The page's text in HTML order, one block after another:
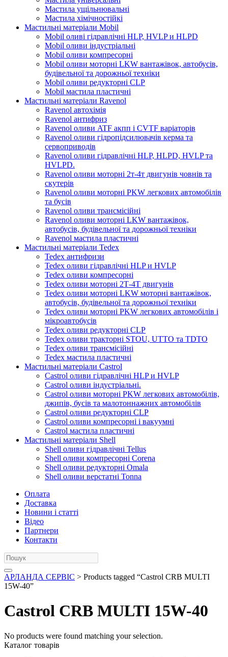
Мастила ущільнювальні
Мастила хімічностійкі
Мастильні матеріали Mobil
Mobil оливі гідравлічні HLP, HVLP и HLPD
Mobil оливи індустріальні
Mobil оливи компресорні
Mobil оливи моторні LKW вантажівок, автобусів,
будівельної та дорожньої техніки
Mobil оливи редукторні CLP
Mobil мастила пластичні
Мастильні матеріали Ravenol
Ravenol автохімія
Ravenol антифриз
Ravenol оливи ATF акпп і CVTF варіаторів
Ravenol оливи гідропідсилювачів керма та
сервоприводів
Ravenol оливи гідравлічні HLP, HLPD, HVLP та
HVLPD.
Ravenol оливи моторні 2т-4т двигунів човнів та
скутерів
Ravenol оливи моторні PKW легкових автомобілів
та бусів
Ravenol оливи трансмісійні
Ravenol оливи моторні LKW вантажівок,
автобусів, будівельної та дорожньої техніки
Ravenol мастила пластичні
Мастильні матеріали Tedex
Tedex антифризи
Tedex оливи гідравлічні HLP и HVLP
Tedex оливи компресорні
Tedex оливи моторні 2Т-4Т двигунів
Tedex оливи моторні LKW моторні вантажівок,
автобусів, будівельної та дорожньої техніки
Tedex оливи моторні PKW легкових автомобілів і
мікроавтобусів
Tedex оливи редукторні CLP
Tedex оливи тракторні STOU, UTTO та TDTO
Tedex оливи трансмісійні
Tedex мастила пластичні
Мастильні матеріали Castrol
Castrol оливи гідравлічні HLP и HVLP
Castrol оливи індустріальні.
Castrol оливи моторні PKW легкових автомобілів,
джипів, бусів та малотоннажних автомобілів
Castrol оливи редукторні CLP
Castrol оливи компресорні і вакуумні
Castrol мастила пластичні
Мастильні матеріали Shell
Shell оливи гідравлічні Tellus
Shell оливи компресорні Corena
Shell оливи редукторні Omala
Shell оливи верстатні Tonna
Оплата
Доставка
Новини і статті
Відео
Партнери
Контакти
АРЛАНДА СЕРВІС > Products tagged “Castrol CRB MULTI
15W-40”
Castrol CRB MULTI 15W-40
No products were found matching your selection.
Каталог товарів